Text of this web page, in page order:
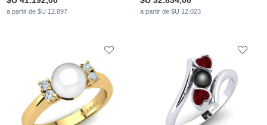
a partir de $U 12.897 a partir de $U 12.023